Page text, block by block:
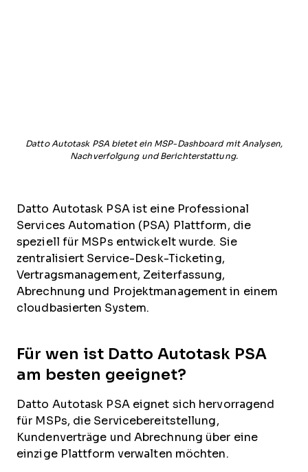
Datto Autotask PSA bietet ein MSP-Dashboard mit Analysen,
Nachverfolgung und Berichterstattung.
Datto Autotask PSA ist eine Professional
Services Automation (PSA) Plattform, die
speziell für MSPs entwickelt wurde. Sie
zentralisiert Service-Desk-Ticketing,
Vertragsmanagement, Zeiterfassung,
Abrechnung und Projektmanagement in einem
cloudbasierten System.
Für wen ist Datto Autotask PSA
am besten geeignet?
Datto Autotask PSA eignet sich hervorragend
für MSPs, die Servicebereitstellung,
Kundenverträge und Abrechnung über eine
einzige Plattform verwalten möchten.